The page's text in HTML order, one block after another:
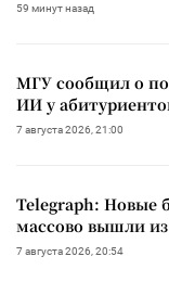
59 минут назад
МГУ сообщил о
ИИ у
7 августа 2026, 21:00
Telegraph: Новые
массово вышли
7 августа 2026, 20:54